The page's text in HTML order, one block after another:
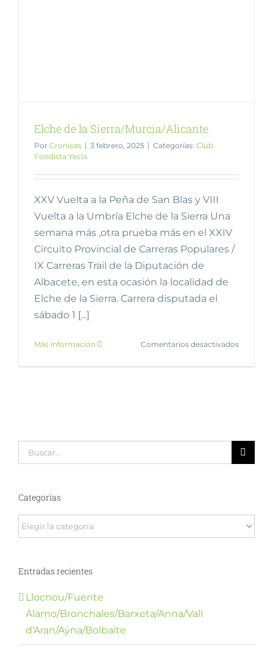
Elche de la Sierra/Murcia/Alicante
Por Cronicas | 3 febrero, 2025 | Categorías: Club
Fondista Yecla
XXV Vuelta a la Peña de San Blas y VIII
Vuelta a la Umbría Elche de la Sierra Una
semana más ,otra prueba más en el XXIV
Circuito Provincial de Carreras Populares /
IX Carreras Trail de la Diputación de
Albacete, en esta ocasión la localidad de
Elche de la Sierra. Carrera disputada el
sábado 1 [...]
Más información Comentarios desactivadosen
Buscar:
Categorías
Categorías
Entradas recientes
Llocnou/Fuente
Álamo/Bronchales/Barxeta/Anna/Vall
d’Aran/Aýna/Bolbaite